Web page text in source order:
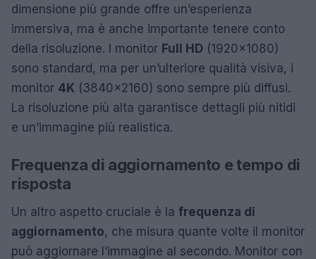
dimensione più grande offre un’esperienza
immersiva, ma è anche importante tenere conto
della risoluzione. I monitor Full HD (1920×1080)
sono standard, ma per un’ulteriore qualità visiva, i
monitor 4K (3840×2160) sono sempre più diffusi.
La risoluzione più alta garantisce dettagli più nitidi
e un’immagine più realistica.
Frequenza di aggiornamento e tempo di
risposta
Un altro aspetto cruciale è la frequenza di
aggiornamento, che misura quante volte il monitor
può aggiornare l’immagine al secondo. Monitor con